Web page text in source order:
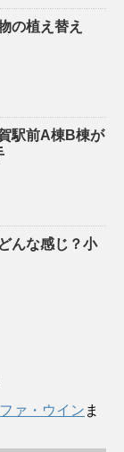
の植え替え
駅前A棟B棟が
んな感じ？小
ァ・ウイン ま